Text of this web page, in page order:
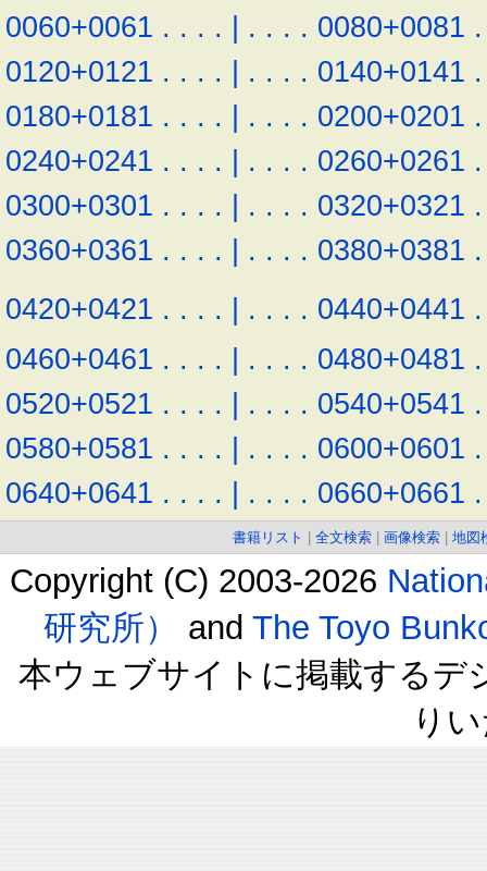
0060+0061 . . . . | . . . . 0080+0081 .
0120+0121 . . . . | . . . . 0140+0141 .
0180+0181 . . . . | . . . . 0200+0201 .
0240+0241 . . . . | . . . . 0260+0261 .
0300+0301 . . . . | . . . . 0320+0321 .
0360+0361 . . . . | . . . . 0380+0381 .
0420+0421 . . . . | . . . . 0440+0441 .
0460+0461 . . . . | . . . . 0480+0481 .
0520+0521 . . . . | . . . . 0540+0541 .
0580+0581 . . . . | . . . . 0600+0601 .
0640+0641 . . . . | . . . . 0660+0661 .
書籍リスト 全文検索 画像検索 地図
Copyright (C) 2003-2026
研究所）
and The Toyo
本ウェブサイトに掲載するデ
り